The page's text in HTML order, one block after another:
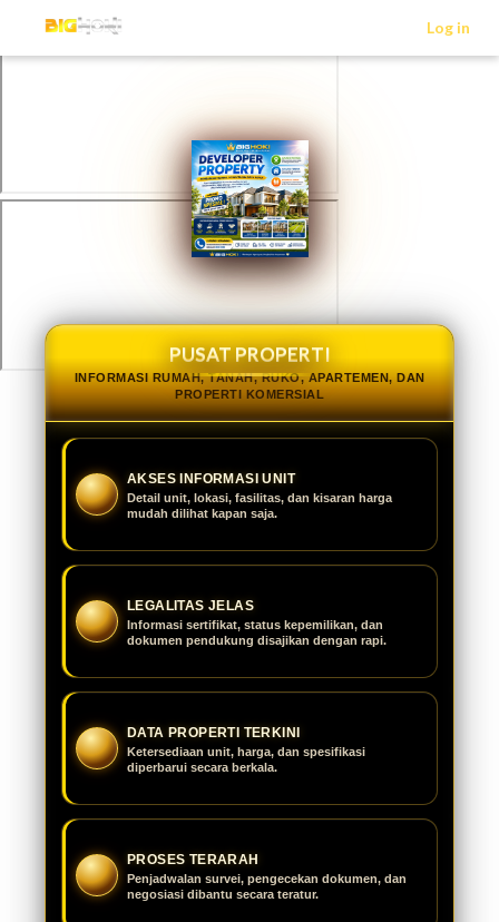
Log in
PUSAT PROPERTI
INFORMASI RUMAH, TANAH, RUKO, APARTEMEN, DAN
PROPERTI KOMERSIAL
AKSES INFORMASI UNIT
Detail unit, lokasi, fasilitas, dan kisaran harga
mudah dilihat kapan saja.
LEGALITAS JELAS
Informasi sertifikat, status kepemilikan, dan
dokumen pendukung disajikan dengan rapi.
DATA PROPERTI TERKINI
Ketersediaan unit, harga, dan spesifikasi
diperbarui secara berkala.
PROSES TERARAH
Penjadwalan survei, pengecekan dokumen, dan
negosiasi dibantu secara teratur.